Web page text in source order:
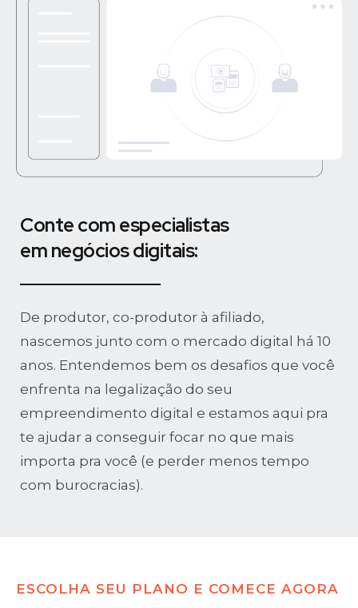
Conte com especialistas
em negócios digitais:
De produtor, co-produtor à afiliado,
nascemos junto com o mercado digital há 10
anos. Entendemos bem os desafios que você
enfrenta na legalização do seu
empreendimento digital e estamos aqui pra
te ajudar a conseguir focar no que mais
importa pra você (e perder menos tempo
com burocracias).
ESCOLHA SEU PLANO E COMECE AGORA